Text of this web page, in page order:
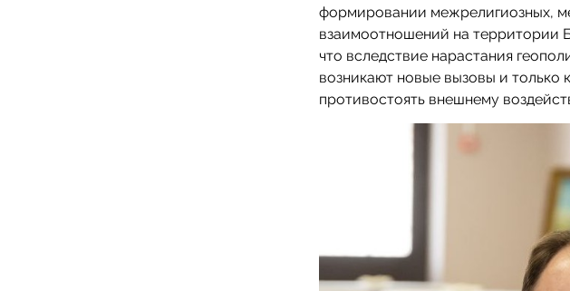
формировании межрелигиозных,
взаимоотношений на территории
что вследствие нарастания
возникают новые вызовы и
противостоять внешнему